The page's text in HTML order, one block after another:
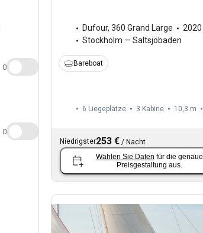
0
0
Dufour, 360 Grand Large
2020
Stockholm — Saltsjöbaden
Bareboat
6 Liegeplätze 3 Kabine 10,3 m
Niedrigster253 € / Nacht
Wählen Sie Daten für die genaue
Preisgestaltung aus.